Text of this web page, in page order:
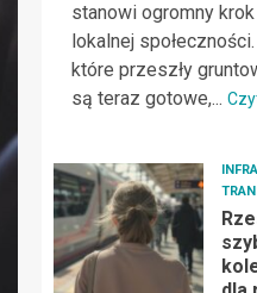
stanowi ogromny
lokalnej
które przeszły
są teraz gotowe,...